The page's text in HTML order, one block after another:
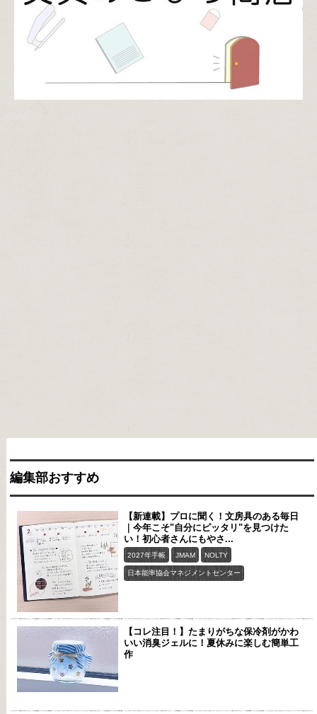
編集部おすすめ
【新連載】プロに聞く！文房具のある毎日
｜今年こそ"自分にピッタリ"を見つけた
い！初心者さんにもやさ...
2027年手帳 JMAM NOLTY
日本能率協会マネジメントセンター
【コレ注目！】たまりがちな保冷剤がかわ
いい消臭ジェルに！夏休みに楽しむ簡単工
作